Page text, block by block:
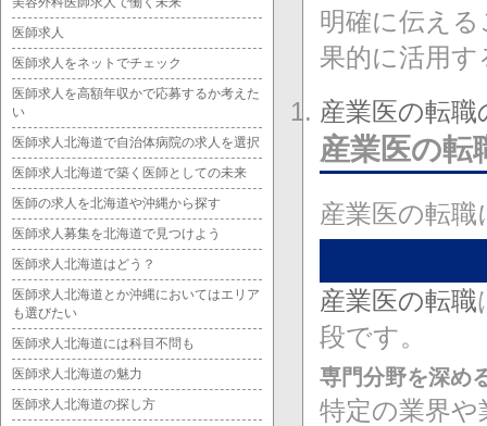
明確に伝え
果的に活用
産業医の転
産業医の転
産業医の転
産業医の転職
段です。
専門分野を深め
特定の業界
医師求人
医師求人をネットでチェック
医師求人を高額年収かで応募するか考えた
い
医師求人北海道で自治体病院の求人を選択
医師求人北海道で築く医師としての未来
医師の求人を北海道や沖縄から探す
医師求人募集を北海道で見つけよう
医師求人北海道はどう？
医師求人北海道とか沖縄においてはエリア
も選びたい
医師求人北海道には科目不問も
医師求人北海道の魅力
医師求人北海道の探し方